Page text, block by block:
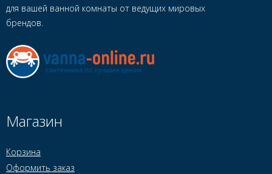
для вашей ванной комнаты от ведущих мировых
брендов.
Магазин
Корзина
Оформить заказ